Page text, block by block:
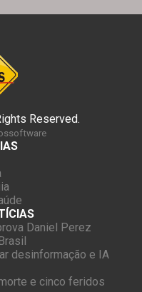
Reserved.
Daniel Perez
desinformação e IA
e cinco feridos